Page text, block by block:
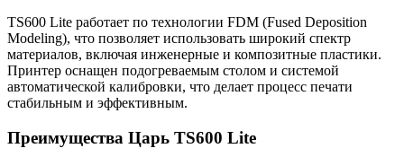
TS600 Lite работает по технологии FDM (Fused Deposition
Modeling), что позволяет использовать широкий спектр
материалов, включая инженерные и композитные пластики.
Принтер оснащен подогреваемым столом и системой
автоматической калибровки, что делает процесс печати
стабильным и эффективным.
Преимущества Царь TS600 Lite